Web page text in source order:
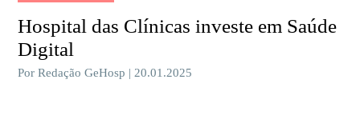
Hospital das Clínicas investe em Saúde
Digital
Por Redação GeHosp | 20.01.2025